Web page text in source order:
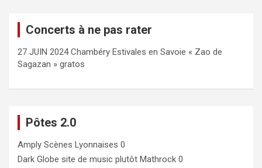
Concerts à ne pas rater
27 JUIN 2024 Chambéry Estivales en Savoie « Zao de
Sagazan » gratos
Pôtes 2.0
Amply Scènes Lyonnaises 0
Dark Globe site de music plutôt Mathrock 0